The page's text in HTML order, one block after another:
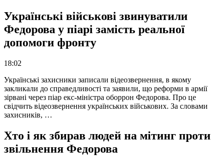
Українські військові звинуватили
Федорова у піарі замість реальної
допомоги фронту
18:02
Українські захисники записали відеозвернення, в якому
закликали до справедливості та заявили, що реформи в армії
зірвані через піар екс-міністра оборрон Федорова. Про це
свідчить відеозвернення українських військових. За словами
захисників, …
Хто і як збирав людей на мітинг проти
звільнення Федорова